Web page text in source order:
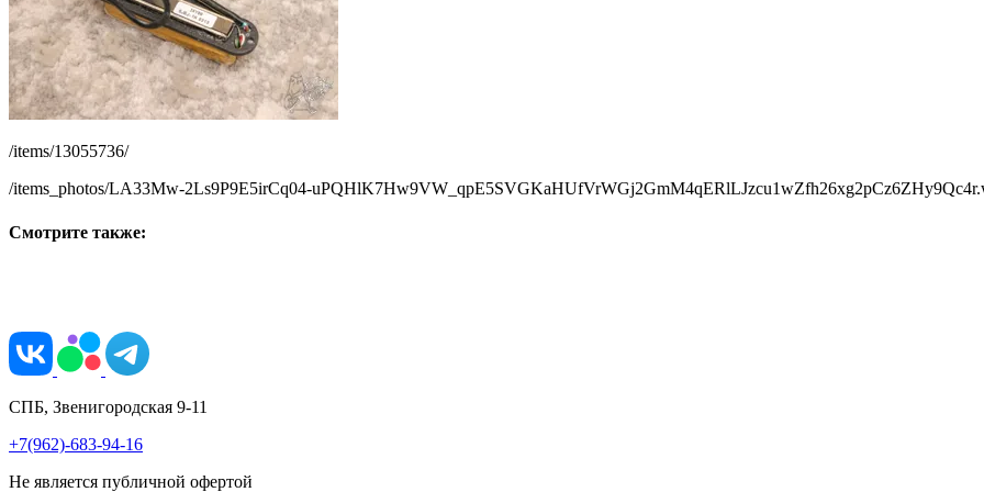
/items/13055736/
/items_photos/LA33Mw-2Ls9P9E5irCq04-
Смотрите также:
СПБ, Звенигородская 9-11
+7(962)-683-94-16
Не является публичной офертой